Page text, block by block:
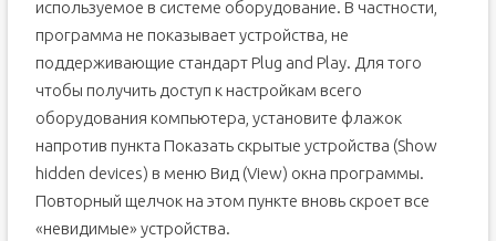
используемое в системе оборудование. В частности,
программа не показывает устройства, не
поддерживающие стандарт Plug and Play. Для того
чтобы получить доступ к настройкам всего
оборудования компьютера, установите флажок
напротив пункта Показать скрытые устройства (Show
hidden devices) в меню Вид (View) окна программы.
Повторный щелчок на этом пункте вновь скроет все
«невидимые» устройства.